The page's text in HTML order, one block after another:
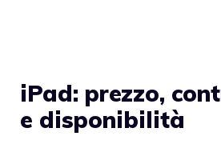
iPad: prezzo,
e disponibilità